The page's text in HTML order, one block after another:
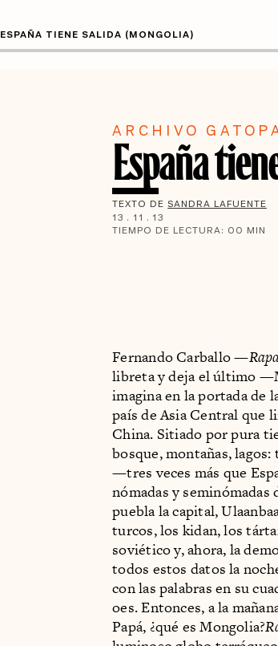
ESPAÑA TIENE SALIDA (MONGOLIA)
ARCHIVO
España
TEXTO DE SANDRA LAFUENTE
13 . 11 . 13
TIEMPO DE LECTURA: 00 MIN
Fernando Carballo —
libreta y deja el último
imagina en la portada de
país de Asia Central que
China. Sitiado por pura
bosque, montañas,
—tres veces más que
nómadas y
puebla la capital,
turcos, los kidan, los
soviético y, ahora, la
todos estos datos la
con las palabras en su
oes. Entonces, a la
Papá, ¿qué es Mongolia?